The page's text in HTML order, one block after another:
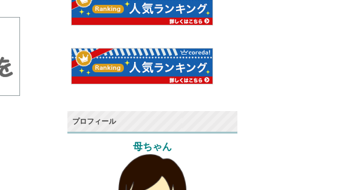
プロフィール
母ちゃん